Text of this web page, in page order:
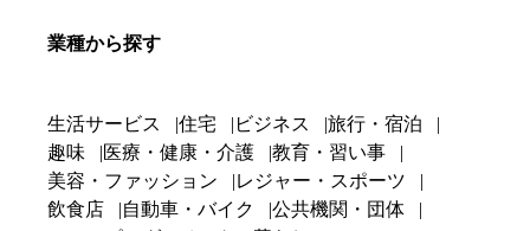
業種から探す
生活サービス 住宅 ビジネス
旅行・宿泊
趣味
医療・健康・介護
教育・習い事
美容・ファッション
レジャー・スポーツ
飲食店
自動車・バイク
公共機関・団体